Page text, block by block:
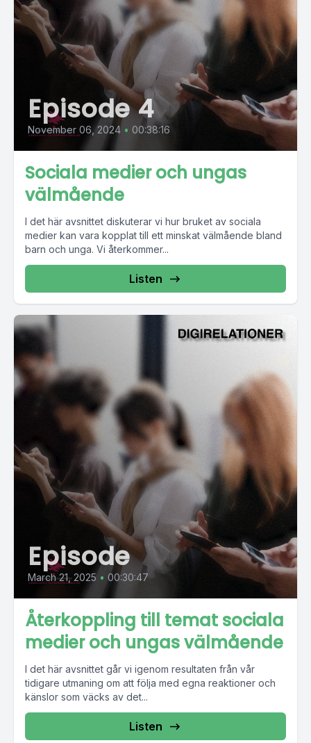
Episode 4
November 06, 2024 • 00:38:16
Sociala medier och ungas
välmående
I det här avsnittet diskuterar vi hur bruket av sociala
medier kan vara kopplat till ett minskat välmående bland
barn och unga. Vi återkommer...
Listen
Episode
March 21, 2025 • 00:30:47
Återkoppling till temat sociala
medier och ungas välmående
I det här avsnittet går vi igenom resultaten från vår
tidigare utmaning om att följa med egna reaktioner och
känslor som väcks av det...
Listen